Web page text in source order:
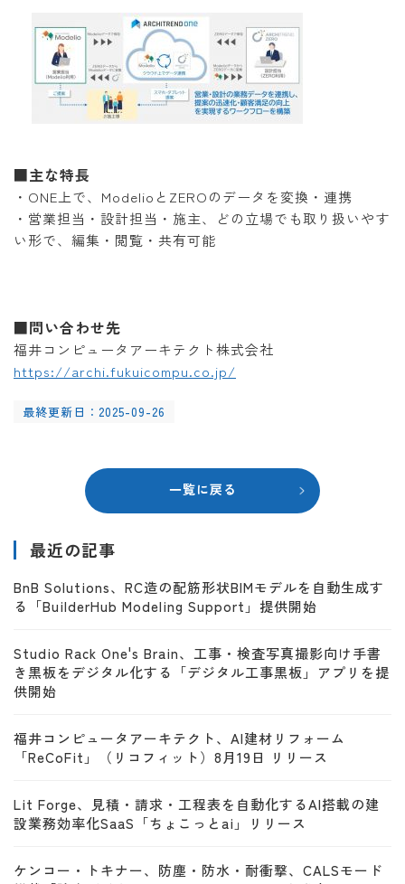
■主な特長
・ONE上で、ModelioとZEROのデータを変換・連携
・営業担当・設計担当・施主、どの立場でも取り扱いやす
い形で、編集・閲覧・共有可能
■問い合わせ先
福井コンピュータアーキテクト株式会社
https://archi.fukuicompu.co.jp/
最終更新日：2025-09-26
一覧に戻る
最近の記事
BnB Solutions、RC造の配筋形状BIMモデルを自動生成す
る「BuilderHub Modeling Support」提供開始
Studio Rack One's Brain、工事・検査写真撮影向け手書
き黒板をデジタル化する「デジタル工事黒板」アプリを提
供開始
福井コンピュータアーキテクト、AI建材リフォーム
「ReCoFit」（リコフィット）8月19日 リリース
Lit Forge、見積・請求・工程表を自動化するAI搭載の建
設業務効率化SaaS「ちょこっとai」リリース
ケンコー・トキナー、防塵・防水・耐衝撃、CALSモード